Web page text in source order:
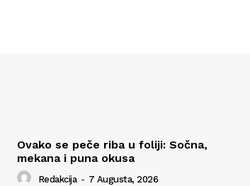
Ovako se peče riba u foliji: Sočna,
mekana i puna okusa
Redakcija - 7 Augusta, 2026